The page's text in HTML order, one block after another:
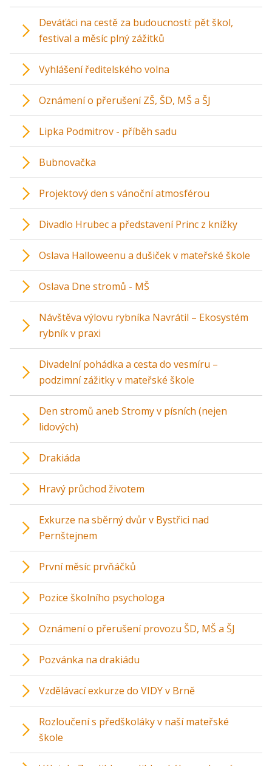
Deváťáci na cestě za budoucností: pět škol,
festival a měsíc plný zážitků
Vyhlášení ředitelského volna
Oznámení o přerušení ZŠ, ŠD, MŠ a ŠJ
Lipka Podmitrov - příběh sadu
Bubnovačka
Projektový den s vánoční atmosférou
Divadlo Hrubec a představení Princ z knížky
Oslava Halloweenu a dušiček v mateřské škole
Oslava Dne stromů - MŠ
Návštěva výlovu rybníka Navrátil – Ekosystém
rybník v praxi
Divadelní pohádka a cesta do vesmíru –
podzimní zážitky v mateřské škole
Den stromů aneb Stromy v písních (nejen
lidových)
Drakiáda
Hravý průchod životem
Exkurze na sběrný dvůr v Bystřici nad
Pernštejnem
První měsíc prvňáčků
Pozice školního psychologa
Oznámení o přerušení provozu ŠD, MŠ a ŠJ
Pozvánka na drakiádu
Vzdělávací exkurze do VIDY v Brně
Rozloučení s předškoláky v naší mateřské
škole